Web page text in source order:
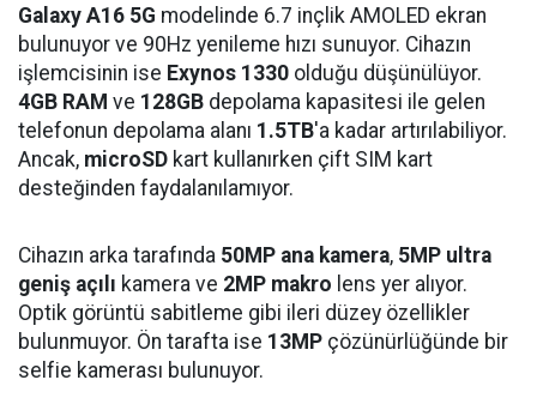
Galaxy A16 5G modelinde 6.7 inçlik AMOLED ekran
bulunuyor ve 90Hz yenileme hızı sunuyor. Cihazın
işlemcisinin ise Exynos 1330 olduğu düşünülüyor.
4GB RAM ve 128GB depolama kapasitesi ile gelen
telefonun depolama alanı 1.5TB'a kadar artırılabiliyor.
Ancak, microSD kart kullanırken çift SIM kart
desteğinden faydalanılamıyor.
Cihazın arka tarafında 50MP ana kamera, 5MP ultra
geniş açılı kamera ve 2MP makro lens yer alıyor.
Optik görüntü sabitleme gibi ileri düzey özellikler
bulunmuyor. Ön tarafta ise 13MP çözünürlüğünde bir
selfie kamerası bulunuyor.